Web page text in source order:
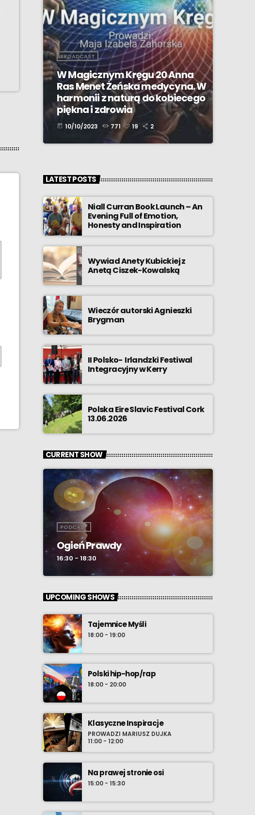
BROADCAST
W Magicznym Kręgu 20 Anna
Ras Menet Żeńska medycyna. W
harmonii z naturą do kobiecego
piękna i zdrowia
today 10/10/2023 771 19 2
LATEST POSTS
Niall Curran Book Launch – An
Evening Full of Emotion,
Honesty and Inspiration
Wywiad Anety Kubickiej z
Anetą Ciszek-Kowalską
Wieczór autorski Agnieszki
Brygman
II Polsko- Irlandzki Festiwal
Integracyjny w Kerry
Polska Eire Slavic Festival Cork
13.06.2026
CURRENT SHOW
PODCAST
Ogień Prawdy
16:30 - 18:30
UPCOMING SHOWS
Tajemnice Myśli
18:00 - 19:00
Polski hip-hop/rap
18:00 - 20:00
Klasyczne Inspiracje
PROWADZI MARIUSZ DUJKA
11:00 - 12:00
Na prawej stronie osi
15:00 - 15:30